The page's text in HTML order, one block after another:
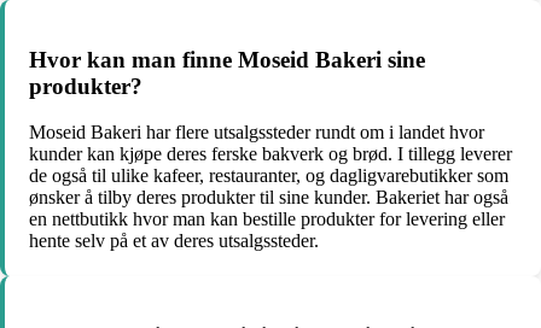
Hvor kan man finne Moseid Bakeri sine
produkter?
Moseid Bakeri har flere utsalgssteder rundt om i landet hvor
kunder kan kjøpe deres ferske bakverk og brød. I tillegg leverer
de også til ulike kafeer, restauranter, og dagligvarebutikker som
ønsker å tilby deres produkter til sine kunder. Bakeriet har også
en nettbutikk hvor man kan bestille produkter for levering eller
hente selv på et av deres utsalgssteder.